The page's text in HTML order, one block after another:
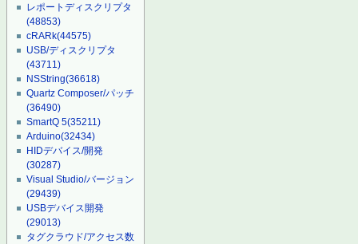
レポートディスクリプタ
(48853)
cRARk(44575)
USB/ディスクリプタ
(43711)
NSString(36618)
Quartz Composer/パッチ
(36490)
SmartQ 5(35211)
Arduino(32434)
HIDデバイス/開発
(30287)
Visual Studio/バージョン
(29439)
USBデバイス開発
(29013)
タグクラウド/アクセス数